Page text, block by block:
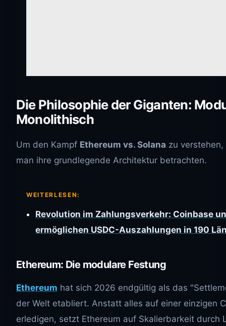
Die Philosophie der Giganten:
Monolithisch
Um den Kampf Ethereum vs. Solana zu verstehen,
man ihre grundlegende Architektur betrachten.
WEITERLESEN:
Revolution im Zahlungsverkehr: Coinbase
ermöglichen USDC-Auszahlungen in 190
Ethereum: Die modulare Festung
Ethereum hat sich 2026 endgültig als das
der Welt etabliert. Anstatt alles auf einer einzigen
erledigen, setzt Ethereum auf Skalierbarkeit durch